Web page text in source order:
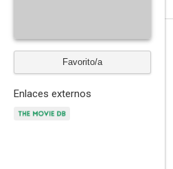
Favorito/a
Enlaces externos